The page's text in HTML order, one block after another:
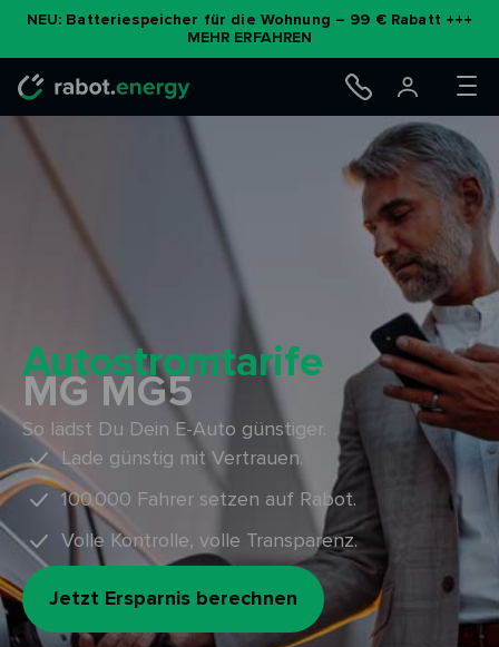
NEU: Batteriespeicher für die Wohnung – 99 € Rabatt +++
MEHR ERFAHREN
Autostromtarife
MG MG5
So lädst Du Dein E-Auto günstiger.
Lade günstig mit Vertrauen.
100.000 Fahrer setzen auf Rabot.
Volle Kontrolle, volle Transparenz.
Jetzt Ersparnis berechnen
Zum
Inhalt
springen